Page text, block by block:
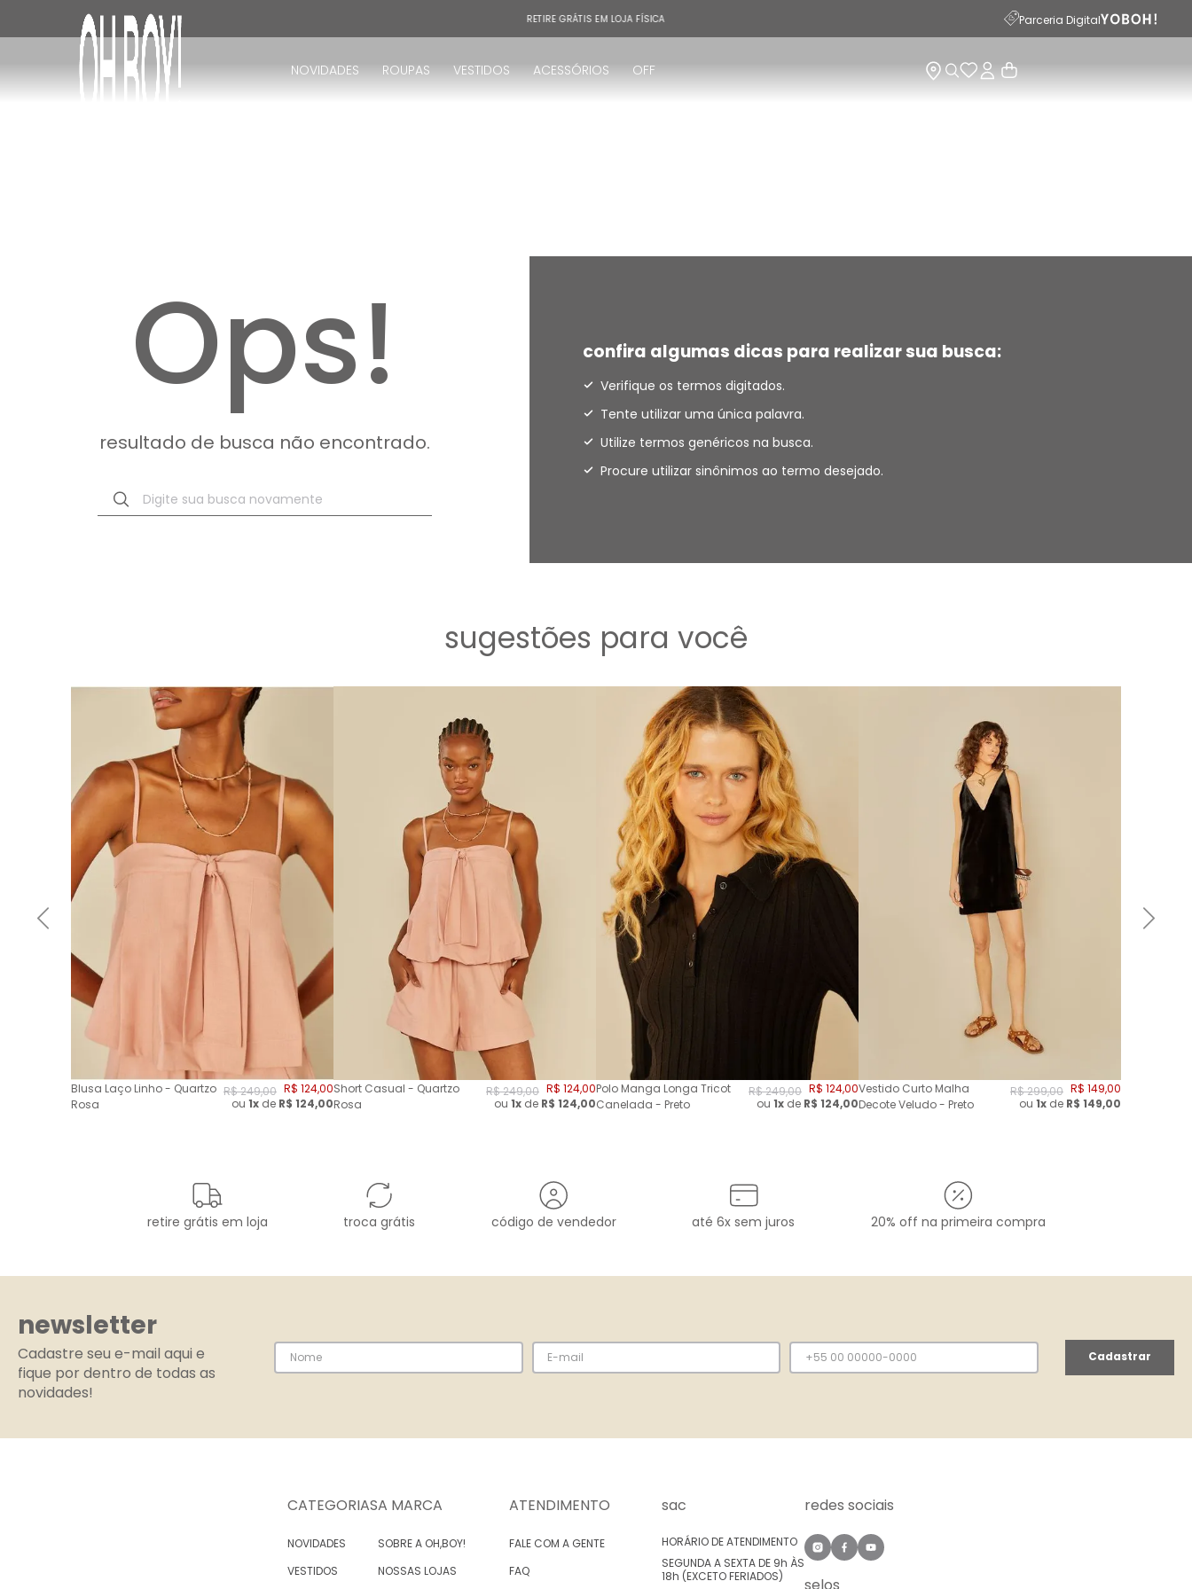
RETIRE GRÁTIS EM LOJA FÍSICA Parceria Digital
NOVIDADES ROUPAS VESTIDOS ACESSÓRIOS OFF
Ops!
resultado de busca não encontrado.
Digite sua busca novamente
confira algumas dicas para realizar sua busca:
Verifique os termos digitados.
Tente utilizar uma única palavra.
Utilize termos genéricos na busca.
Procure utilizar sinônimos ao termo desejado.
sugestões para você
Blusa Laço Linho - Quartzo
Rosa
R$249,00 R$ 124,00
ou 1x de R$ 124,00
Short Casual - Quartzo
Rosa
R$249,00 R$ 124,00
ou 1x de R$ 124,00
Polo Manga Longa Tricot
Canelada - Preto
R$249,00 R$ 124,00
ou 1x de R$ 124,00
Vestido Curto Malha
Decote Veludo - Preto
R$299,00 R$ 149,00
ou 1x de R$ 149,00
retire grátis em loja troca grátis código de vendedor até 6x sem juros 20% off na primeira compra
newsletter
Cadastre seu e-mail aqui e
fique por dentro de todas as
novidades!
Cadastrar
CATEGORIAS
NOVIDADES
VESTIDOS
A MARCA
SOBRE A OH,BOY!
NOSSAS LOJAS
ATENDIMENTO
FALE COM A GENTE
FAQ
sac
HORÁRIO DE ATENDIMENTO
SEGUNDA A SEXTA DE 9h ÀS
18h (EXCETO FERIADOS)
redes sociais
TERMOS MAIS BUSCADOS
vestido
vestido longo